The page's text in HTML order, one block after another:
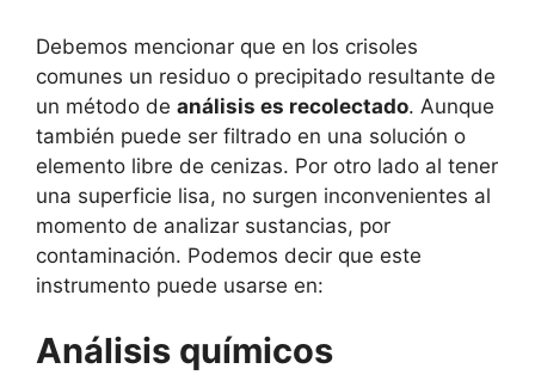
Debemos mencionar que en los crisoles
comunes un residuo o precipitado resultante de
un método de análisis es recolectado. Aunque
también puede ser filtrado en una solución o
elemento libre de cenizas. Por otro lado al tener
una superficie lisa, no surgen inconvenientes al
momento de analizar sustancias, por
contaminación. Podemos decir que este
instrumento puede usarse en:
Análisis químicos